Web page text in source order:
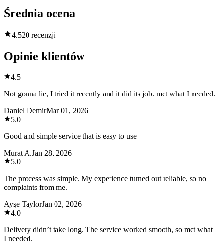
Średnia ocena
4.520 recenzji
Opinie klientów
4.5
Not gonna lie, I tried it recently and it did its job. met what I needed.
Daniel DemirMar 01, 2026
5.0
Good and simple service that is easy to use
Murat A.Jan 28, 2026
5.0
The process was simple. My experience turned out reliable, so no
complaints from me.
Ayşe TaylorJan 02, 2026
4.0
Delivery didn’t take long. The service worked smooth, so met what
I needed.